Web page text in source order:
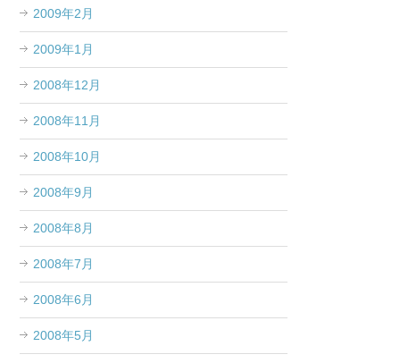
2009年2月
2009年1月
2008年12月
2008年11月
2008年10月
2008年9月
2008年8月
2008年7月
2008年6月
2008年5月